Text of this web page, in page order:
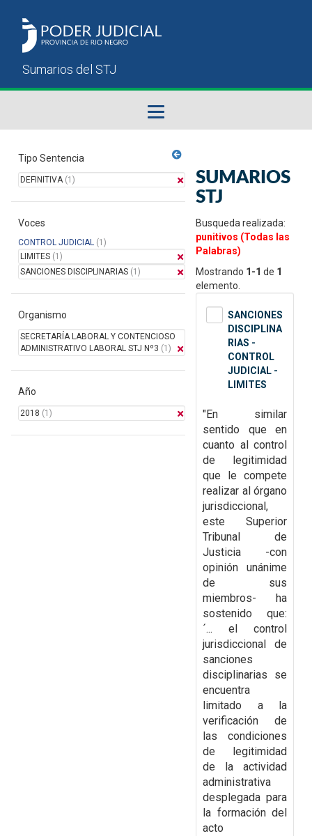
Sumarios del STJ
Manual del Usuario
Tipo Sentencia
DEFINITIVA(1)
Voces
CONTROL JUDICIAL (1)
LIMITES (1)
SANCIONES DISCIPLINARIAS (1)
Organismo
SECRETARÍA LABORAL Y CONTENCIOSO
ADMINISTRATIVO LABORAL STJ Nº3 (1)
Año
2018 (1)
SUMARIOS
STJ
Busqueda realizada:
punitivos (Todas las
Palabras)
Mostrando 1-1 de 1
elemento.
SANCIONES
DISCIPLINA
RIAS -
CONTROL
JUDICIAL -
LIMITES
"En similar
sentido que en
cuanto al control
de legitimidad
que le compete
realizar al órgano
jurisdiccional,
este Superior
Tribunal de
Justicia -con
opinión unánime
de sus
miembros- ha
sostenido que:
´... el control
jurisdiccional de
sanciones
disciplinarias se
encuentra
limitado a la
verificación de
las condiciones
de legitimidad
de la actividad
administrativa
desplegada para
la formación del
acto